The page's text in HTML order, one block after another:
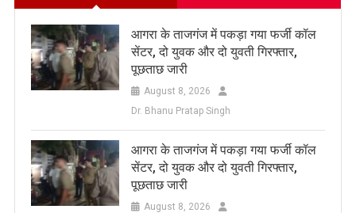
आगरा के ताजगंज में पकड़ा गया फर्जी कॉल
सेंटर, दो युवक और दो युवती गिरफ्तार,
पूछताछ जारी
August 8, 2026
Dr. Bhanu Pratap Singh
आगरा के ताजगंज में पकड़ा गया फर्जी कॉल
सेंटर, दो युवक और दो युवती गिरफ्तार,
पूछताछ जारी
August 8, 2026